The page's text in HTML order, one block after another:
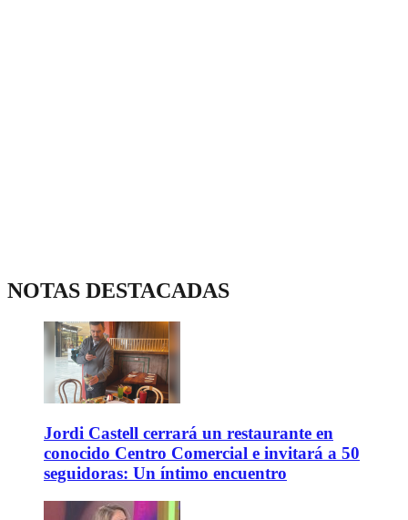
NOTAS DESTACADAS
Jordi Castell cerrará un restaurante en
conocido Centro Comercial e invitará a 50
seguidoras: Un íntimo encuentro